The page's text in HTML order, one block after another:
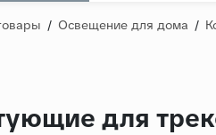
/ Освещение для дома /
для